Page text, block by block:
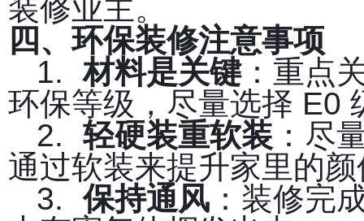
装修业主。
四、环保装修注意事项
1.
材料是关键：重点
环保等级，尽量选择 E0
2.
轻硬装重软装 ：尽
通过软装来提升家里的
3.
保持通风 ：装修完